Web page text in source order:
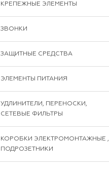
КРЕПЕЖНЫЕ ЭЛЕМЕНТЫ
ЗВОНКИ
ЗАЩИТНЫЕ СРЕДСТВА
ЭЛЕМЕНТЫ ПИТАНИЯ
УДЛИНИТЕЛИ, ПЕРЕНОСКИ,
СЕТЕВЫЕ ФИЛЬТРЫ
КОРОБКИ ЭЛЕКТРОМОНТАЖНЫЕ ,
ПОДРОЗЕТНИКИ